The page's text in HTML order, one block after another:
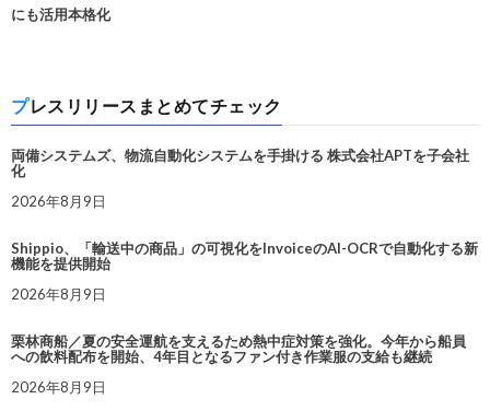
にも活用本格化
プレスリリースまとめてチェック
両備システムズ、物流自動化システムを手掛ける 株式会社APTを子会社
化
2026年8月9日
Shippio、「輸送中の商品」の可視化をInvoiceのAI-OCRで自動化する新
機能を提供開始
2026年8月9日
栗林商船／夏の安全運航を支えるため熱中症対策を強化。今年から船員
への飲料配布を開始、4年目となるファン付き作業服の支給も継続
2026年8月9日